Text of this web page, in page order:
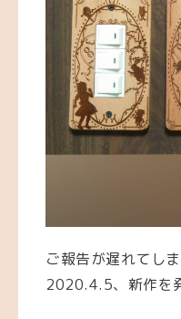
ご報告が遅れてし
2020.4.5、新作を